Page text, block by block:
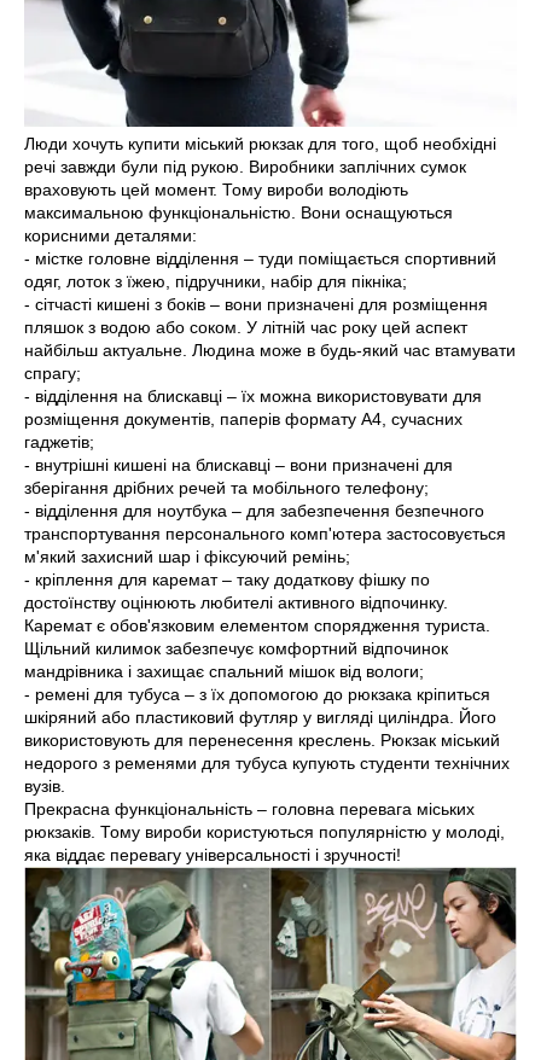
Люди хочуть купити міський рюкзак для того, щоб необхідні
речі завжди були під рукою. Виробники заплічних сумок
враховують цей момент. Тому вироби володіють
максимальною функціональністю. Вони оснащуються
корисними деталями:
- містке головне відділення – туди поміщається спортивний
одяг, лоток з їжею, підручники, набір для пікніка;
- сітчасті кишені з боків – вони призначені для розміщення
пляшок з водою або соком. У літній час року цей аспект
найбільш актуальне. Людина може в будь-який час втамувати
спрагу;
- відділення на блискавці – їх можна використовувати для
розміщення документів, паперів формату A4, сучасних
гаджетів;
- внутрішні кишені на блискавці – вони призначені для
зберігання дрібних речей та мобільного телефону;
- відділення для ноутбука – для забезпечення безпечного
транспортування персонального комп'ютера застосовується
м'який захисний шар і фіксуючий ремінь;
- кріплення для каремат – таку додаткову фішку по
достоїнству оцінюють любителі активного відпочинку.
Каремат є обов'язковим елементом спорядження туриста.
Щільний килимок забезпечує комфортний відпочинок
мандрівника і захищає спальний мішок від вологи;
- ремені для тубуса – з їх допомогою до рюкзака кріпиться
шкіряний або пластиковий футляр у вигляді циліндра. Його
використовують для перенесення креслень. Рюкзак міський
недорого з ременями для тубуса купують студенти технічних
вузів.
Прекрасна функціональність – головна перевага міських
рюкзаків. Тому вироби користуються популярністю у молоді,
яка віддає перевагу універсальності і зручності!